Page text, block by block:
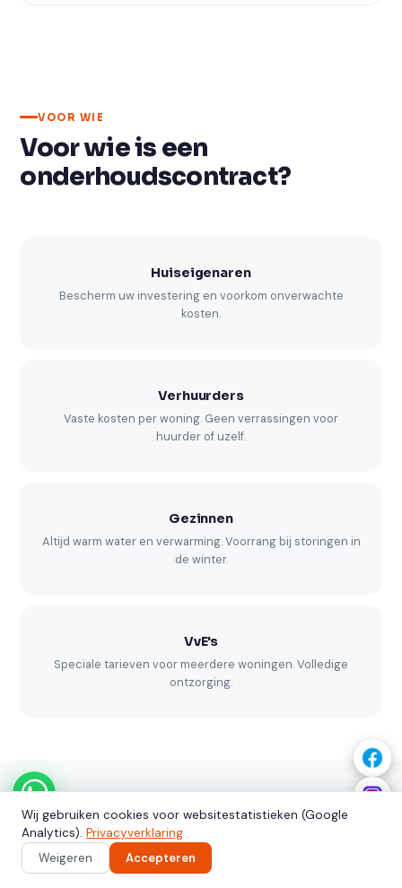
VOOR WIE
Voor wie is een
onderhoudscontract?
Huiseigenaren
Bescherm uw investering en voorkom onverwachte
kosten.
Verhuurders
Vaste kosten per woning. Geen verrassingen voor
huurder of uzelf.
Gezinnen
Altijd warm water en verwarming. Voorrang bij storingen in
de winter.
VvE's
Speciale tarieven voor meerdere woningen. Volledige
ontzorging.
KLANTBEOORDELINGEN
Wat onze klanten zeggen
Bel WhatsApp
Wij gebruiken cookies voor websitestatistieken (Google
Analytics). Privacyverklaring
Weigeren
Accepteren